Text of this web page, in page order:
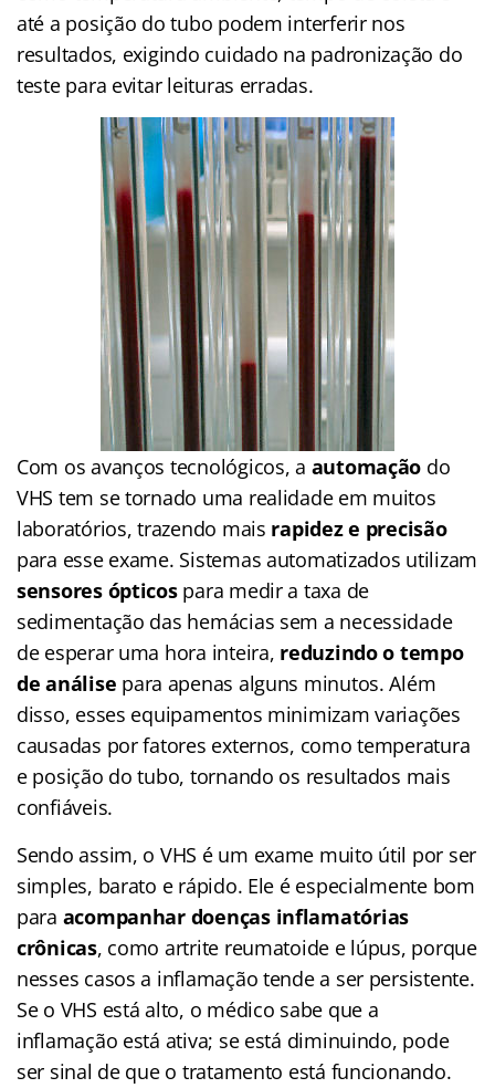
até a posição do tubo podem interferir nos
resultados, exigindo cuidado na padronização do
teste para evitar leituras erradas.
Com os avanços tecnológicos, a automação do
VHS tem se tornado uma realidade em muitos
laboratórios, trazendo mais rapidez e precisão
para esse exame. Sistemas automatizados utilizam
sensores ópticospara medir a taxa de
sedimentação das hemácias sem a necessidade
de esperar uma hora inteira, reduzindo o tempo
de análise para apenas alguns minutos. Além
disso, esses equipamentos minimizam variações
causadas por fatores externos, como temperatura
e posição do tubo, tornando os resultados mais
confiáveis.
Sendo assim, o VHS é um exame muito útil por ser
simples, barato e rápido. Ele é especialmente bom
para acompanhar doenças inflamatórias
crônicas, como artrite reumatoide e lúpus, porque
nesses casos a inflamação tende a ser persistente.
Se o VHS está alto, o médico sabe que a
inflamação está ativa; se está diminuindo, pode
ser sinal de que o tratamento está funcionando.